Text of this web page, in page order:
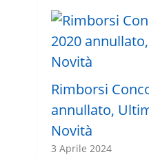
Rimborsi
annullato,
Novità
3 Aprile 2024